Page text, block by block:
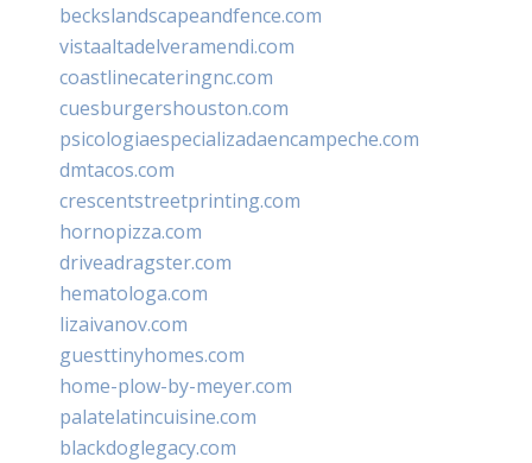
beckslandscapeandfence.com
vistaaltadelveramendi.com
coastlinecateringnc.com
cuesburgershouston.com
psicologiaespecializadaencampeche.com
dmtacos.com
crescentstreetprinting.com
hornopizza.com
driveadragster.com
hematologa.com
lizaivanov.com
guesttinyhomes.com
home-plow-by-meyer.com
palatelatincuisine.com
blackdoglegacy.com